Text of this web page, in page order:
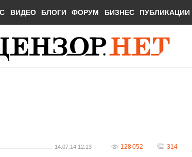
ВИДЕО БЛОГИ ФОРУМ БИЗНЕС ПУБЛИКАЦИИ
14.07.14 12:13 128 052 314